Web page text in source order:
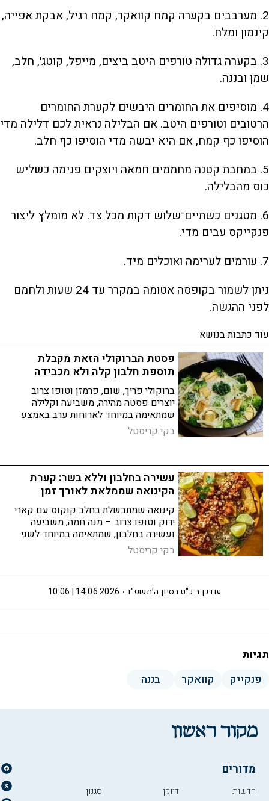
2. מערבבים בקערה קמח קוואקר, קמח רגיל, אבקת אפייה,
קינמון ומלח.
3. בקערה גדולה טורפים היטב ביצים, מייפל, קוטג׳, חלב,
שמן ובננה.
4. מוסיפים את החומרים היבשים לקערת החומרים
הרטובים וטורפים היטב. אם הבלילה נראית לכם דלילה מדי
הוסיפו כף קמח, אם היא יבשה מדי הוסיפו כף חלב.
5. במחבת קטנה מחממים חמאה ויוצקים פנימה כשליש
כוס מהבלילה.
6. מטגנים כשתיים־שלוש דקות מכל צד. לא מומלץ ליצור
פנקייקס עבים מדי.
7. עורמים לערימה ואוכלים מיד.
ניתן לשמור בקופסה אטומה במקרר עד 24 שעות ולחמם
לפני ההגשה.
עוד כתבות בנושא
פסטת הברוקולי הזאת מקבלת
תוספת חלבון קלה ולא מכבידה
ברוקולי פריך, שום, פרמזן וטופו צרוב
יוצרים פסטה מהירה, משביעה וקלילה
שמתאימה במיוחד לארוחות ערב באמצע
השבוע
בקי קריסטל
עשירה בחלבון וללא בשר: קערת
הקינואה שממלאת לאורך זמן
קינואה שמתבשלת בחלב קוקוס עם קארי
ירוק וטופו צרוב – מנה חמה, משביעה
ועשירה בחלבון, שמתאימה במיוחד לשני
ללא בשר
בקי קריסטל
כ"ט בסיון ה׳תשפ"ו 14.06.2026 | 10:06 עודכן ב
תגיות
פנקייק קוואקר בננה
מדורים
חדשות
דיוקן
סגנון